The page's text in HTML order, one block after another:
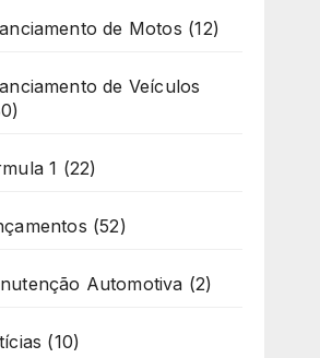
de Motos (12)
de Veículos
1 (22)
(52)
Automotiva (2)
(10)